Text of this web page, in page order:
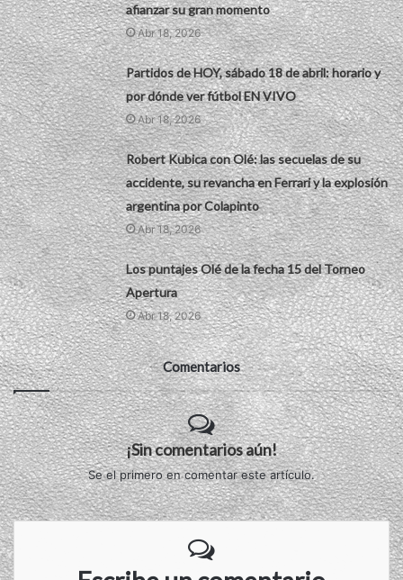
afianzar su gran momento
Abr 18, 2026
Partidos de HOY, sábado 18 de abril: horario y
por dónde ver fútbol EN VIVO
Abr 18, 2026
Robert Kubica con Olé: las secuelas de su
accidente, su revancha en Ferrari y la explosión
argentina por Colapinto
Abr 18, 2026
Los puntajes Olé de la fecha 15 del Torneo
Apertura
Abr 18, 2026
Comentarios
¡Sin comentarios aún!
Se el primero en comentar este artículo.